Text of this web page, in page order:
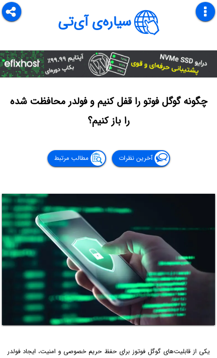
سیاره‌ی آی‌تی
چگونه گوگل فوتو را قفل کنیم و فولدر محافظت شده
را باز کنیم؟
آخرین نظرات مطالب مرتبط
یکی از قابلیت‌های گوگل فوتوز برای حفظ حریم خصوصی و امنیت، ایجاد فولدر